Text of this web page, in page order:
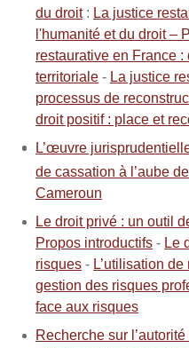
du droit: La justice
l'humanité et du droit –
restaurative en France
territoriale - La justice
processus de
droit positif : place et
L’œuvre
de cassation à l’aube
Cameroun
Le droit privé : un outil
Propos introductifs - Le
risques - L’utilisation
gestion des risques
face aux risques
Recherche sur